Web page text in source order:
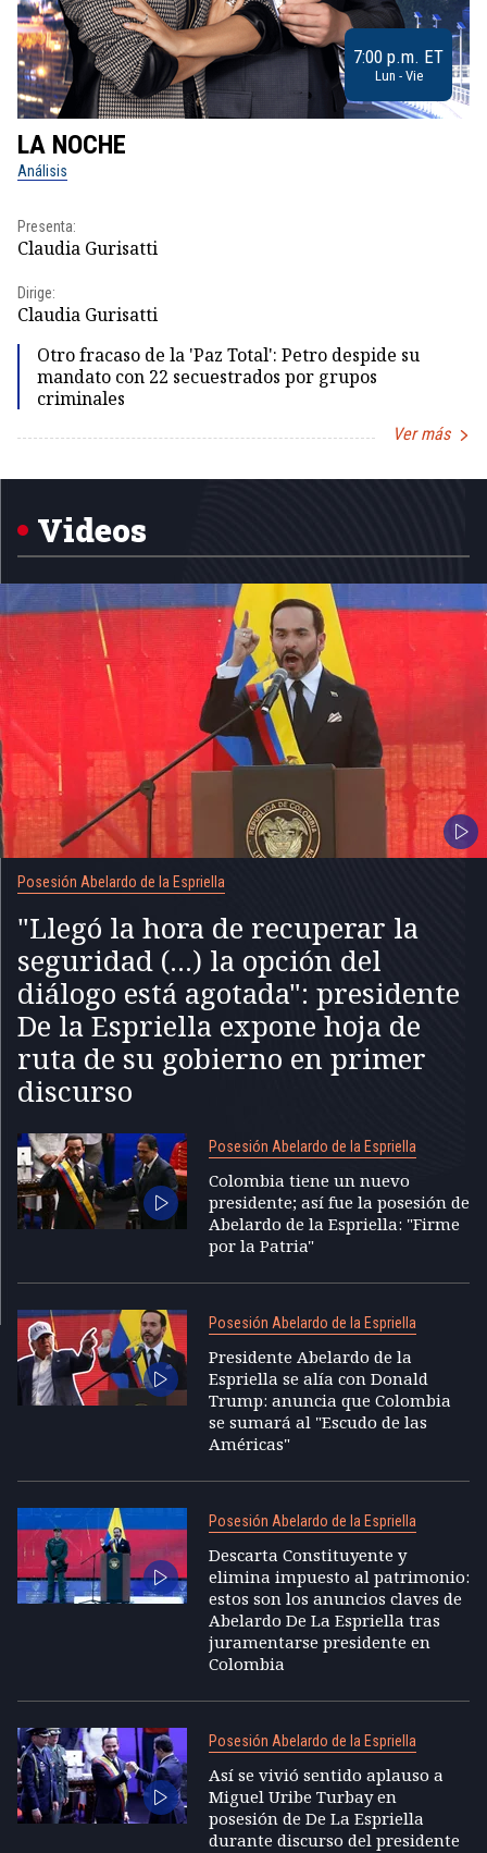
7:00 p.m. ET
Lun - Vie
LA NOCHE
Análisis
Presenta:
Claudia Gurisatti
Dirige:
Claudia Gurisatti
Otro fracaso de la 'Paz Total': Petro despide su
mandato con 22 secuestrados por grupos
criminales
Ver más
1
Videos
Posesión Abelardo de la Espriella
"Llegó la hora de recuperar la
seguridad (...) la opción del
diálogo está agotada": presidente
De la Espriella expone hoja de
ruta de su gobierno en primer
discurso
Posesión Abelardo de la Espriella
Colombia tiene un nuevo
presidente; así fue la posesión de
Abelardo de la Espriella: "Firme
por la Patria"
Posesión Abelardo de la Espriella
Presidente Abelardo de la
Espriella se alía con Donald
Trump: anuncia que Colombia
se sumará al "Escudo de las
Américas"
Posesión Abelardo de la Espriella
Descarta Constituyente y
elimina impuesto al patrimonio:
estos son los anuncios claves de
Abelardo De La Espriella tras
juramentarse presidente en
Colombia
Posesión Abelardo de la Espriella
Así se vivió sentido aplauso a
Miguel Uribe Turbay en
posesión de De La Espriella
durante discurso del presidente